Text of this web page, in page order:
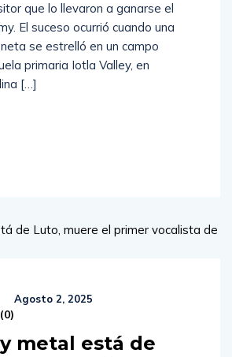
que lo llevaron a ganarse el
El suceso ocurrió cuando una
se estrelló en un campo
primaria Iotla Valley, en
[…]
Agosto 2, 2025
0)
metal está de